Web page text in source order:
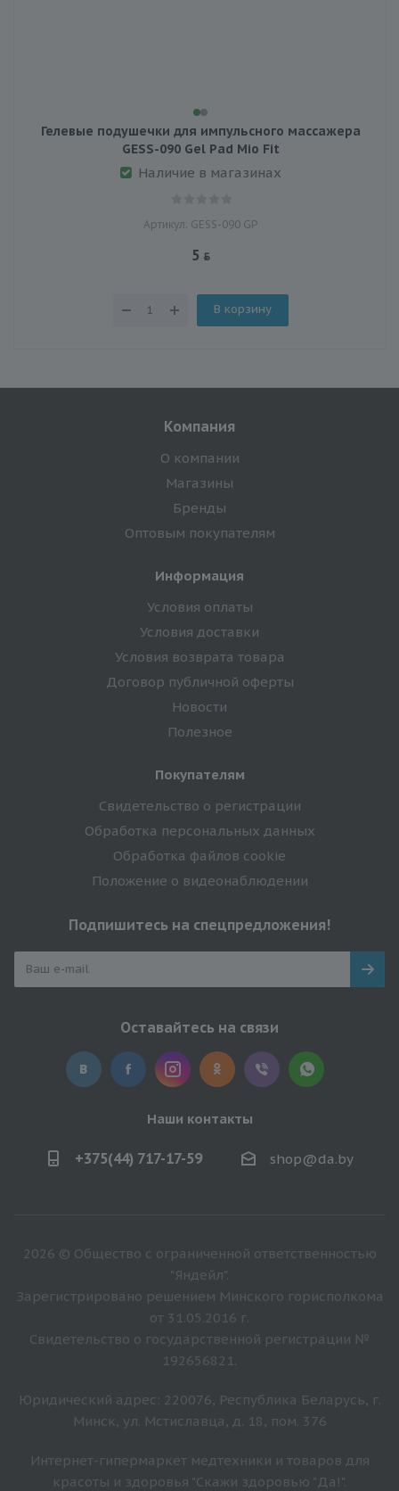
Гелевые подушечки для импульсного массажера
GESS-090 Gel Pad Mio Fit
Наличие в магазинах
Артикул: GESS-090 GP
5
В корзину
Компания
О компании
Магазины
Бренды
Оптовым покупателям
Информация
Условия оплаты
Условия доставки
Условия возврата товара
Договор публичной оферты
Новости
Полезное
Покупателям
Свидетельство о регистрации
Обработка персональных данных
Обработка файлов cookie
Положение о видеонаблюдении
Подпишитесь на спецпредложения!
Оставайтесь на связи
Наши контакты
+375(44) 717-17-59 shop@da.by
2026 © Общество с ограниченной ответственностью
"Яндейл".
Зарегистрировано решением Минского горисполкома
от 31.05.2016 г.
Свидетельство о государственной регистрации №
192656821.
Юридический адрес: 220076, Республика Беларусь, г.
Минск, ул. Мстиславца, д. 18, пом. 376
Интернет-гипермаркет медтехники и товаров для
красоты и здоровья "Скажи здоровью "Да!".